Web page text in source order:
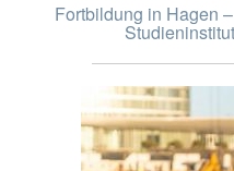
Fortbildung in Hagen